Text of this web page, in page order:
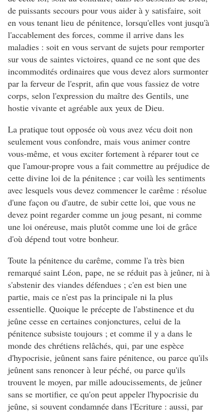
de puissants secours pour vous aider à y satisfaire, soit
en vous tenant lieu de pénitence, lorsqu'elles vont jusqu'à
l'accablement des forces, comme il arrive dans les
maladies : soit en vous servant de sujets pour remporter
sur vous de saintes victoires, quand ce ne sont que des
incommodités ordinaires que vous devez alors surmonter
par la ferveur de l'esprit, afin que vous fassiez de votre
corps, selon l'expression du maître des Gentils, une
hostie vivante et agréable aux yeux de Dieu.
La pratique tout opposée où vous avez vécu doit non
seulement vous confondre, mais vous animer contre
vous-même, et vous exciter fortement à réparer tout ce
que l'amour-propre vous a fait commettre au préjudice de
cette divine loi de la pénitence ; car voilà les sentiments
avec lesquels vous devez commencer le carême : résolue
d'une façon ou d'autre, de subir cette loi, que vous ne
devez point regarder comme un joug pesant, ni comme
une loi onéreuse, mais plutôt comme une loi de grâce
d'où dépend tout votre bonheur.
Toute la pénitence du carême, comme l'a très bien
remarqué saint Léon, pape, ne se réduit pas à jeûner, ni à
s'abstenir des viandes défendues ; c'en est bien une
partie, mais ce n'est pas la principale ni la plus
essentielle. Quoique le précepte de l'abstinence et du
jeûne cesse en certaines conjonctures, celui de la
pénitence subsiste toujours ; et comme il y a dans le
monde des chrétiens relâchés, qui, par une espèce
d'hypocrisie, jeûnent sans faire pénitence, ou parce qu'ils
jeûnent sans renoncer à leur péché, ou parce qu'ils
trouvent le moyen, par mille adoucissements, de jeûner
sans se mortifier, ce qu'on peut appeler l'hypocrisie du
jeûne, si souvent condamnée dans l'Ecriture : aussi, par